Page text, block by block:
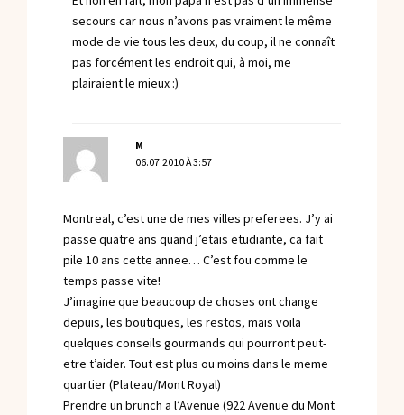
secours car nous n’avons pas vraiment le même
mode de vie tous les deux, du coup, il ne connaît
pas forcément les endroit qui, à moi, me
plairaient le mieux :)
M
06.07.2010 À 3:57
Montreal, c’est une de mes villes preferees. J’y ai
passe quatre ans quand j’etais etudiante, ca fait
pile 10 ans cette annee… C’est fou comme le
temps passe vite!
J’imagine que beaucoup de choses ont change
depuis, les boutiques, les restos, mais voila
quelques conseils gourmands qui pourront peut-
etre t’aider. Tout est plus ou moins dans le meme
quartier (Plateau/Mont Royal)
Prendre un brunch a l’Avenue (922 Avenue du Mont